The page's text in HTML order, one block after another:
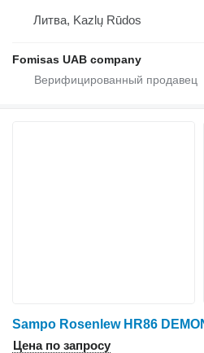
Литва, Kazlų Rūdos
Fomisas UAB company
Sampo Rosenlew HR86
Цена по запросу